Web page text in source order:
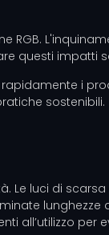
RGB.
questi
i
sostenibili.
Le luci di
all’utilizzo per